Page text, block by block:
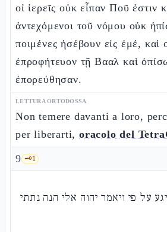
οἱ ἱερεῖς οὐκ εἶπαν Ποῦ ἐστιν
ἀντεχόμενοι τοῦ νόμου οὐκ
ποιμένες ἠσέβουν εἰς ἐμέ, καὶ
ἐπροφήτευον τῇ Βααλ καὶ
ἐπορεύθησαν.
LETTURA ORTODOSSA
Non temere davanti a loro,
per liberarti,oracolo del
9 🗝️1
על פי ויאמר יהוה אלי הנה נתתי